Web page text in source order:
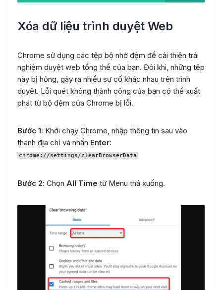
Xóa dữ liệu trình duyệt Web
Chrome sử dụng các tệp bộ nhớ đệm để cải thiện trải
nghiệm duyệt web tổng thể của bạn. Đôi khi, những tệp
này bị hỏng, gây ra nhiều sự cố khác nhau trên trình
duyệt. Lỗi quét không thành công của bạn có thể xuất
phát từ bộ đệm của Chrome bị lỗi.
Bước 1: Khởi chạy Chrome, nhập thông tin sau vào
thanh địa chỉ và nhấn Enter:
chrome://settings/clearBrowserData
Bước 2: Chọn All Time từ Menu thả xuống.